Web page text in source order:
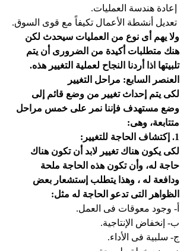
ولا يهم أى نوع من العمليات سيحدث لكن
هنك متطلبات أكيدة من الضرورى أن يتم
تلبيتها اذا أردنا النجاح لعملية التغيير هذه.
العنصر السابع: مراحل التغيير
لكى يتم إحداث تغيير من وضع قائم إلى
وضع مستهدف فإننا نمر على خمس مراحل
متتابعة، وهى:
1. إكتشاف الحاجة للتغيير:
لكى يكون هناك تغيير لابد أن تكون هناك
حاجة له، وأن تكون هذه الحاجة ملحة
ودافعة له ، وهذا يتطلب إستشعار بعض
الظواهر التى تدعو الحاجة له مثل:
‌أ- وجود معوقات فى العمل.
‌ب- إنخفاض الإنتاجية.
‌ج- سلبية فى الأداء.